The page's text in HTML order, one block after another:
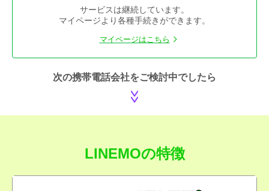
サービスは継続しています。
マイページより各種手続きができます。
マイページはこちら
次の携帯電話会社をご検討中でしたら
LINEMOの特徴